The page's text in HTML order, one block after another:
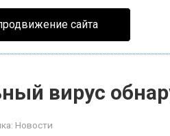
сайта
вирус
Новости